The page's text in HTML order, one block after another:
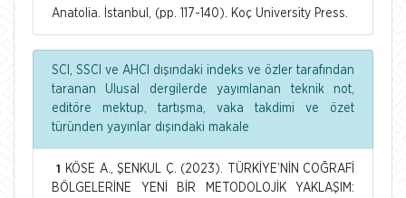
Anatolia. İstanbul, (pp. 117-140). Koç University Press.
SCI, SSCI ve AHCI dışındaki indeks ve özler tarafından
taranan Ulusal dergilerde yayımlanan teknik not,
editöre mektup, tartışma, vaka takdimi ve özet
türünden yayınlar dışındaki makale
1
KÖSE A., ŞENKUL Ç. (2023). TÜRKİYE’NİN COĞRAFİ
BÖLGELERİNE YENİ BİR METODOLOJİK YAKLAŞIM: